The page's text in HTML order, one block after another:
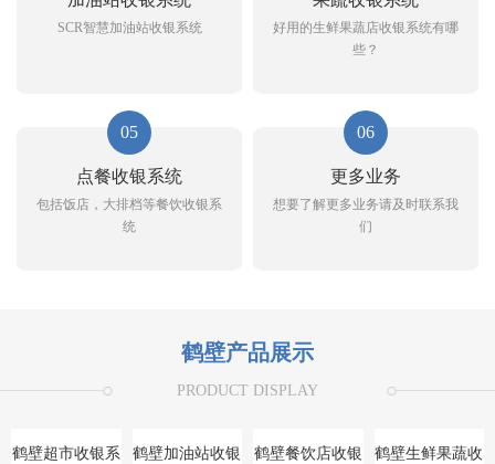
SCR智慧加油站收银系统
好用的生鲜果蔬店收银系统有哪
些？
05
点餐收银系统
包括饭店，大排档等餐饮收银系
统
06
更多业务
想要了解更多业务请及时联系我
们
鹤壁产品展示
PRODUCT DISPLAY
鹤壁超市收银系 鹤壁加油站收银 鹤壁餐饮店收银 鹤壁生鲜果蔬收